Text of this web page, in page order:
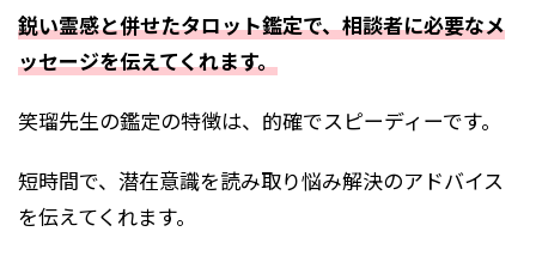
鋭い霊感と併せたタロット鑑定で、相談者に必要なメ
ッセージを伝えてくれます。
笑瑠先生の鑑定の特徴は、的確でスピーディーです。
短時間で、潜在意識を読み取り悩み解決のアドバイス
を伝えてくれます。